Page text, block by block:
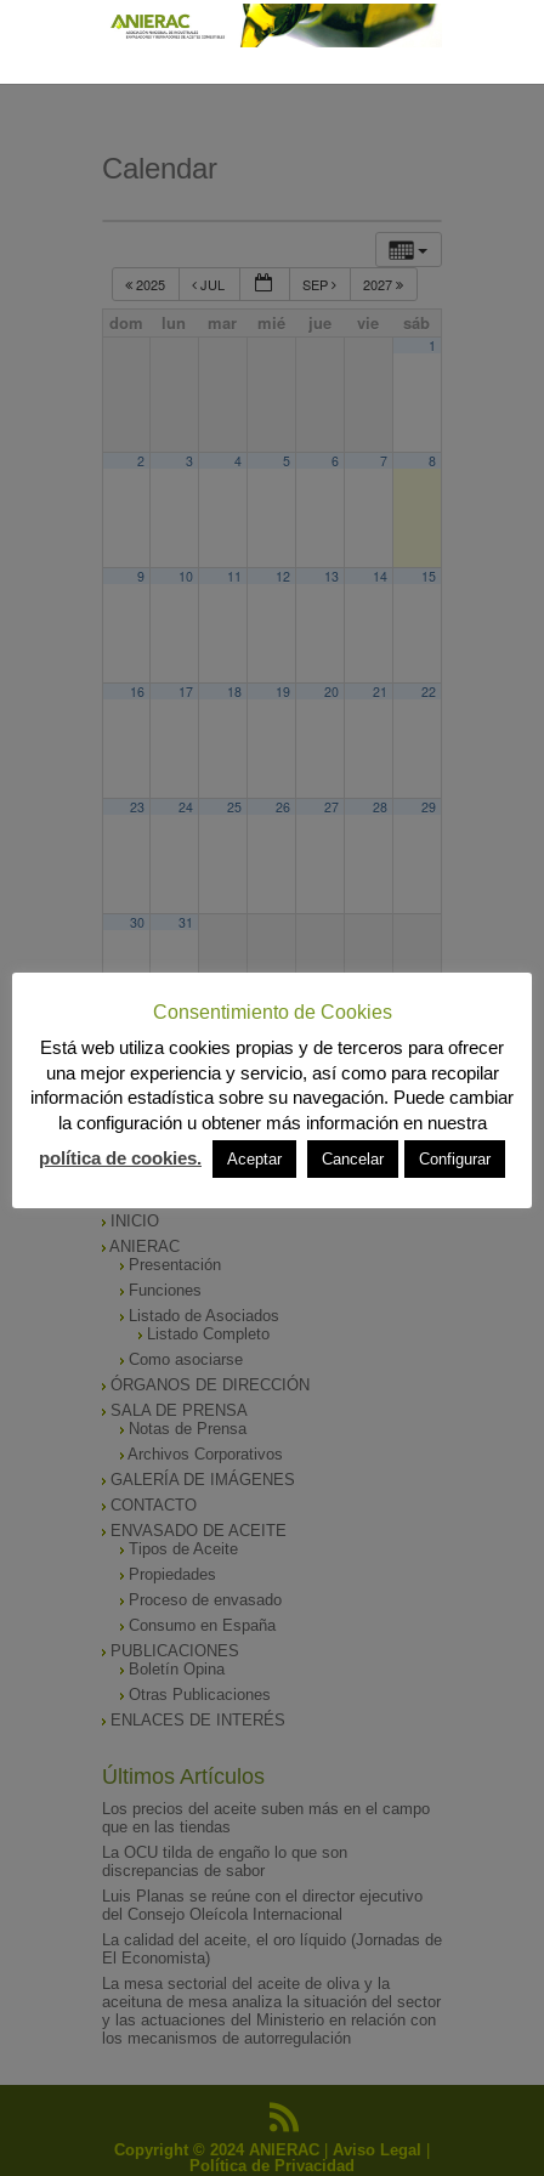
Calendar
2025 JUL SEP 2027
dom lun mar mié jue vie sáb
1
2 3 4 5 6 7 8
9 10 11 12 13 14 15
16 17 18 19 20 21 22
23 24 25 26 27 28 29
30 31
2025 JUL SEP 2027
Búsqueda
INICIO
ANIERAC
Presentación
Funciones
Listado de Asociados
Listado Completo
Como asociarse
ÓRGANOS DE DIRECCIÓN
SALA DE PRENSA
Notas de Prensa
Archivos Corporativos
GALERÍA DE IMÁGENES
CONTACTO
ENVASADO DE ACEITE
Tipos de Aceite
Propiedades
Proceso de envasado
Consumo en España
PUBLICACIONES
Boletín Opina
Otras Publicaciones
ENLACES DE INTERÉS
Últimos Artículos
Los precios del aceite suben más en el campo
que en las tiendas
La OCU tilda de engaño lo que son
discrepancias de sabor
Luis Planas se reúne con el director ejecutivo
del Consejo Oleícola Internacional
La calidad del aceite, el oro líquido (Jornadas de
El Economista)
La mesa sectorial del aceite de oliva y la
aceituna de mesa analiza la situación del sector
y las actuaciones del Ministerio en relación con
los mecanismos de autorregulación
Copyright © 2024 ANIERAC Aviso Legal
Política de Privacidad
Consentimiento de Cookies
Está web utiliza cookies propias y de terceros para ofrecer
una mejor experiencia y servicio, así como para recopilar
información estadística sobre su navegación. Puede cambiar
la configuración u obtener más información en nuestra
política de cookies.
Aceptar Cancelar Configurar